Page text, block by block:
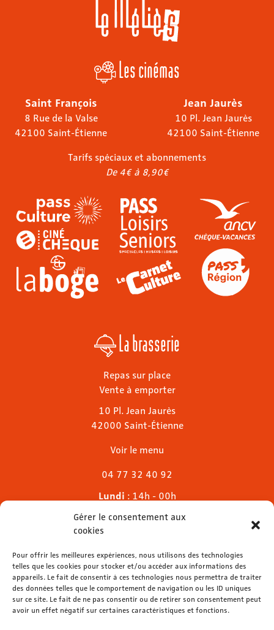
Gérer le consentement aux
cookies
Pour offrir les meilleures expériences, nous utilisons des technologies
telles que les cookies pour stocker et/ou accéder aux informations des
appareils. Le fait de consentir à ces technologies nous permettra de traiter
des données telles que le comportement de navigation ou les ID uniques
sur ce site. Le fait de ne pas consentir ou de retirer son consentement peut
avoir un effet négatif sur certaines caractéristiques et fonctions.
Les cinémas
Saint François
8 Rue de la Valse
42100 Saint-Étienne
Jean Jaurès
10 Pl. Jean Jaurès
42100 Saint-Étienne
Tarifs spéciaux et abonnements
De 4€ à 8,90€
La brasserie
Repas sur place
Vente à emporter
10 Pl. Jean Jaurès
42000 Saint-Étienne
Voir le menu
04 77 32 40 92
Lundi : 14h - 00h
Mardi & mercredi
Jeudi
Dimanche: 11h - 00h